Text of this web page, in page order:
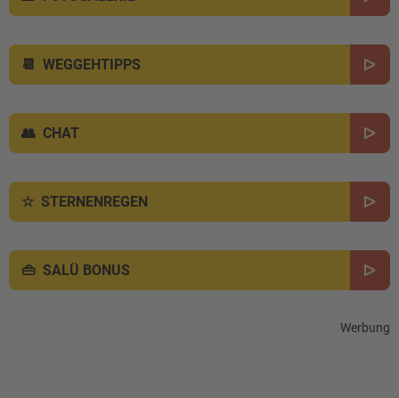
WEGGEHTIPPS
CHAT
STERNENREGEN
SALÜ BONUS
Werbung